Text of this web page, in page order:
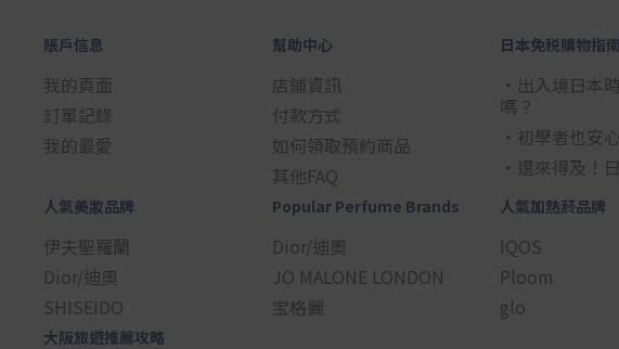
賬戶信息
我的頁面
訂單記錄
我的最愛
幫助中心
店鋪資訊
付款方式
如何領取預約商品
其他FAQ
日本免税購物指南
・出入境日本
嗎？
・初學者也安
・還來得及！
人氣美妝品牌
伊夫聖羅蘭
Dior/迪奧
SHISEIDO
Popular Perfume Brands
Dior/迪奧
JO MALONE LONDON
宝格麗
人氣加熱菸品牌
IQOS
Ploom
glo
大阪旅遊推薦攻略